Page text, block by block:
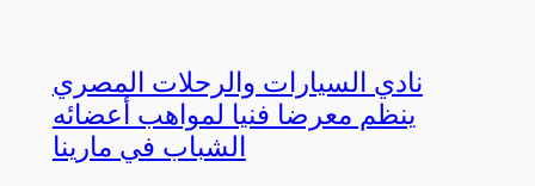
نادي السيارات والرحلات المصري
ينظم معرضا فنيا لمواهب أعضائه
الشباب في مارينا